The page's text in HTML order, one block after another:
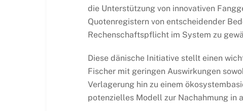
die Unterstützung von innovativen
Quotenregistern von entscheidender
Rechenschaftspflicht im System zu
Diese dänische Initiative stellt einen
Fischer mit geringen Auswirkungen
Verlagerung hin zu einem
potenzielles Modell zur Nachahmung in